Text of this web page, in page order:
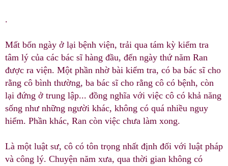
.
Mất bốn ngày ở lại bệnh viện, trải qua tám kỳ kiểm tra
tâm lý của các bác sĩ hàng đầu, đến ngày thứ năm Ran
được ra viện. Một phần nhờ bài kiểm tra, có ba bác sĩ cho
rằng cô bình thường, ba bác sĩ cho rằng cô có bệnh, còn
lại đứng ở trung lập... đồng nghĩa với việc cô có khả năng
sống như những người khác, không có quá nhiều nguy
hiểm. Phần khác, Ran còn việc chưa làm xong.
Là một luật sư, cô có tôn trọng nhất định đối với luật pháp
và công lý. Chuyện năm xưa, qua thời gian không có